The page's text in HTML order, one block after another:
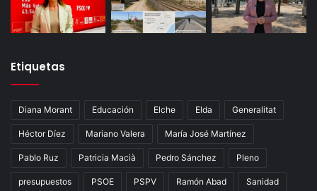
Etiquetas
Diana Morant Educación Elche Elda Generalitat
Héctor Díez Mariano Valera María José Martínez
Pablo Ruz Patricia Macià Pedro Sánchez Pleno
presupuestos PSOE PSPV Ramón Abad Sanidad